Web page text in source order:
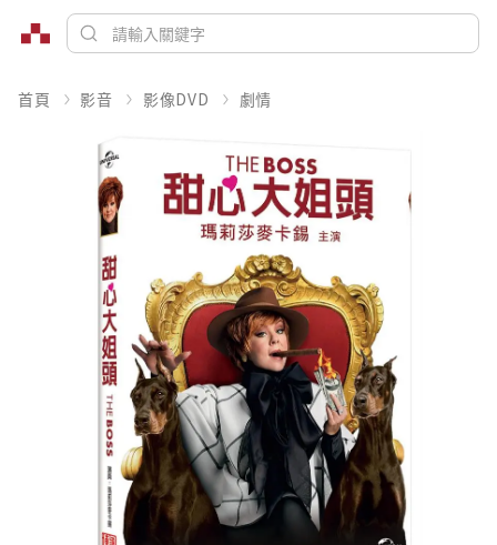
首頁 影音 影像DVD 劇情